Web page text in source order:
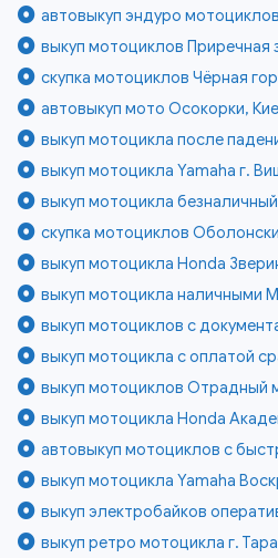
автовыкуп эндуро
выкуп мотоциклов Приречная
скупка мотоциклов Чёрная
автовыкуп мото Осокорки,
выкуп мотоцикла после
выкуп мотоцикла Yamaha г.
выкуп мотоцикла
скупка мотоциклов
выкуп мотоцикла Honda
выкуп мотоцикла наличными
выкуп мотоциклов с
выкуп мотоцикла с оплатой
выкуп мотоциклов Отрадный
выкуп мотоцикла Honda
автовыкуп мотоциклов с
выкуп мотоцикла Yamaha
выкуп электробайков
выкуп ретро мотоцикла г.